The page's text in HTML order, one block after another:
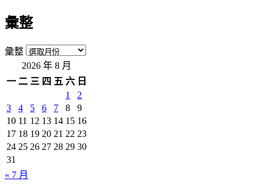
彙整
彙整
2026 年 8 月
一 二 三 四 五 六 日
1
2
3
4 5 6 7 8
9
10 11 12 13 14 15 16
17 18 19 20 21 22 23
24 25 26 27 28 29 30
31
« 7 月